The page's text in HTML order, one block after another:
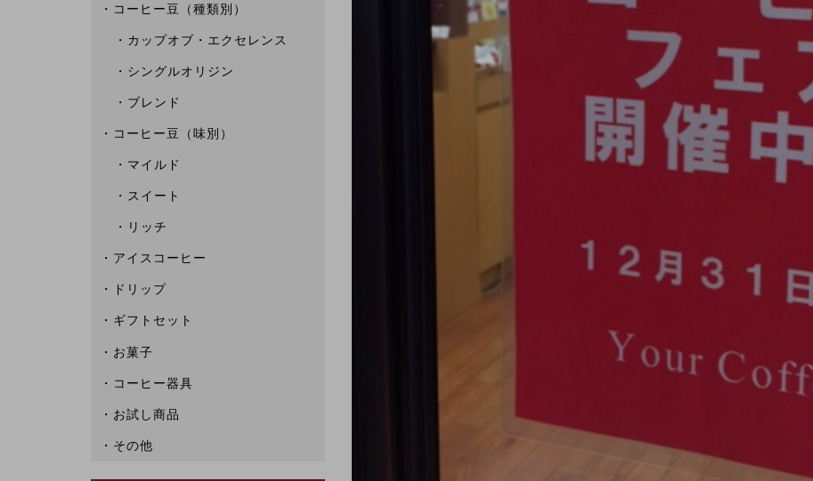
コーヒー豆（種類別）
カップオブ・エクセレンス
シングルオリジン
ブレンド
コーヒー豆（味別）
マイルド
スイート
リッチ
アイスコーヒー
ドリップ
ギフトセット
お菓子
コーヒー器具
お試し商品
その他